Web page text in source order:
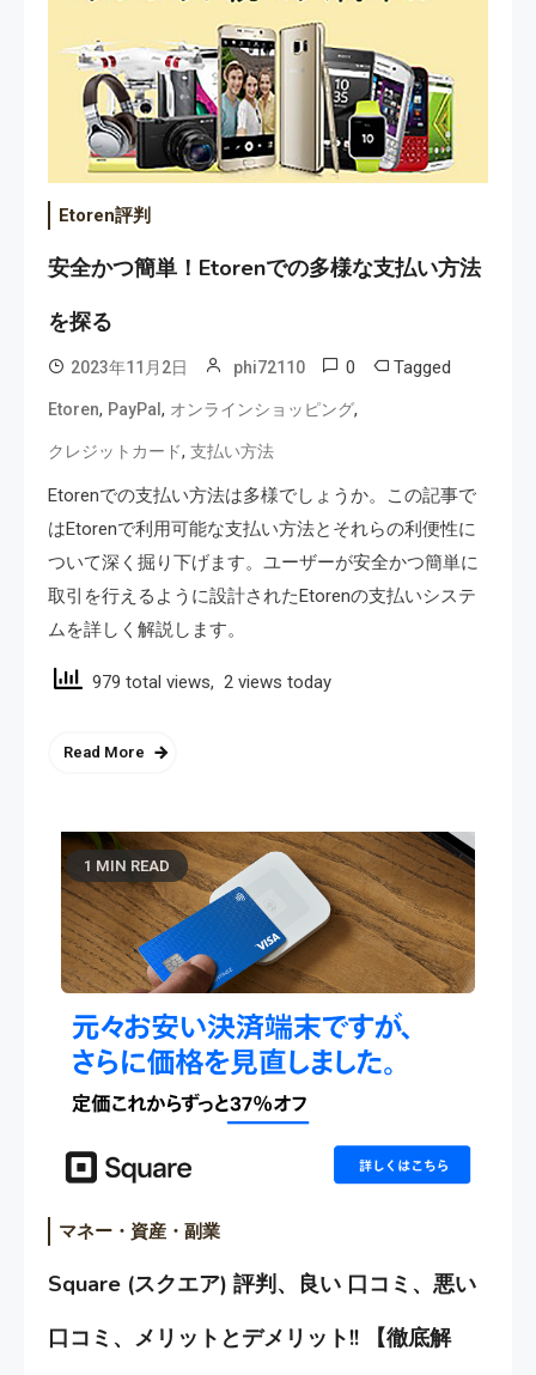
Etoren評判
安全かつ簡単！Etorenでの多様な支払い方法
を探る
2023年11月2日 phi72110 0 Tagged
Etoren, PayPal , オンラインショッピング,
クレジットカード, 支払い方法
Etorenでの支払い方法は多様でしょうか。この記事で
はEtorenで利用可能な支払い方法とそれらの利便性に
ついて深く掘り下げます。ユーザーが安全かつ簡単に
取引を行えるように設計されたEtorenの支払いシステ
ムを詳しく解説します。
979 total views, 2 views today
Read More
1 MIN READ
マネー・資産・副業
Square (スクエア) 評判、良い 口コミ、悪い
口コミ、メリットとデメリット!! 【徹底解